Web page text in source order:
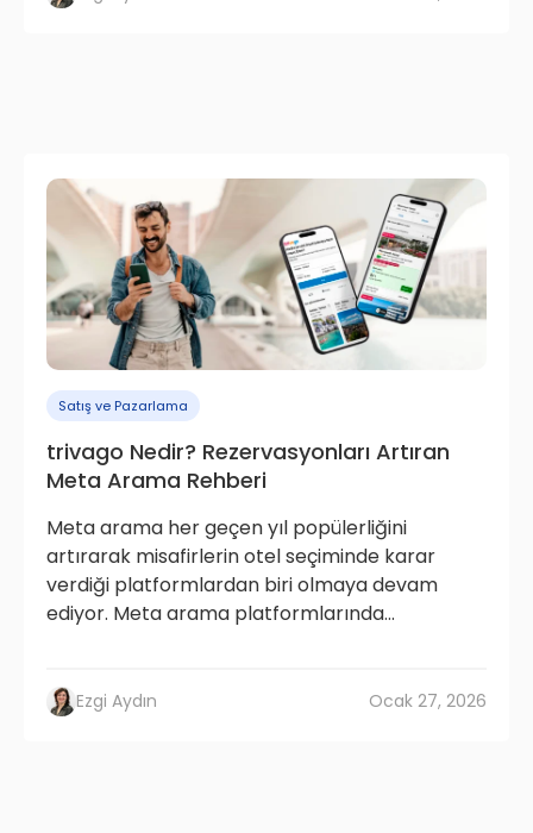
Satış ve Pazarlama
trivago Nedir? Rezervasyonları Artıran
Meta Arama Rehberi
Meta arama her geçen yıl popülerliğini
artırarak misafirlerin otel seçiminde karar
verdiği platformlardan biri olmaya devam
ediyor. Meta arama platformlarında...
Ezgi Aydın Ocak 27, 2026